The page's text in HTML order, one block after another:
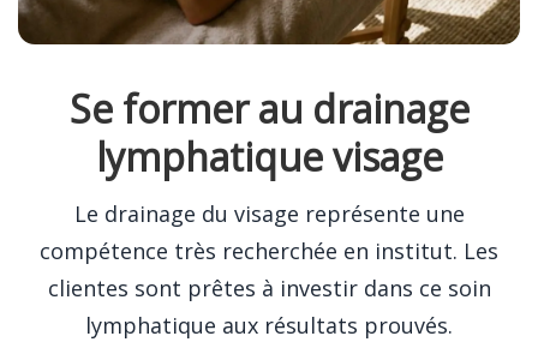
Se former au drainage
lymphatique visage
Le drainage du visage représente une
compétence très recherchée en institut. Les
clientes sont prêtes à investir dans ce soin
lymphatique aux résultats prouvés.